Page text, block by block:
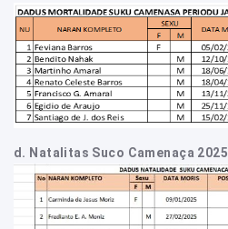
d. Natalitas Suco Camenaça 2025